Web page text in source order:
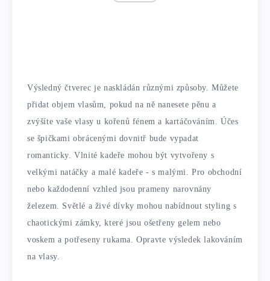
Výsledný čtverec je naskládán různými způsoby. Můžete
přidat objem vlasům, pokud na ně nanesete pěnu a
zvýšíte vaše vlasy u kořenů fénem a kartáčováním. Účes
se špičkami obrácenými dovnitř bude vypadat
romanticky. Vlnité kadeře mohou být vytvořeny s
velkými natáčky a malé kadeře - s malými. Pro obchodní
nebo každodenní vzhled jsou prameny narovnány
železem. Světlé a živé dívky mohou nabídnout styling s
chaotickými zámky, které jsou ošetřeny gelem nebo
voskem a potřeseny rukama. Opravte výsledek lakováním
na vlasy.